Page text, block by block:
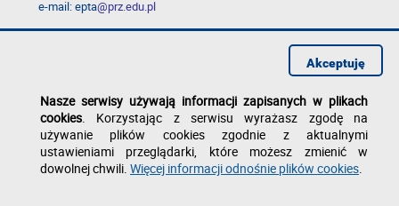
e-mail: epta@prz.edu.pl
Deklaracja dostępności
Nasze serwisy używają informacji zapisanych w plikach
cookies. Korzystając z serwisu wyrażasz zgodę na
używanie plików cookies zgodnie z aktualnymi
ustawieniami przeglądarki, które możesz zmienić w
dowolnej chwili. Więcej informacji odnośnie plików cookies.
Akceptuję